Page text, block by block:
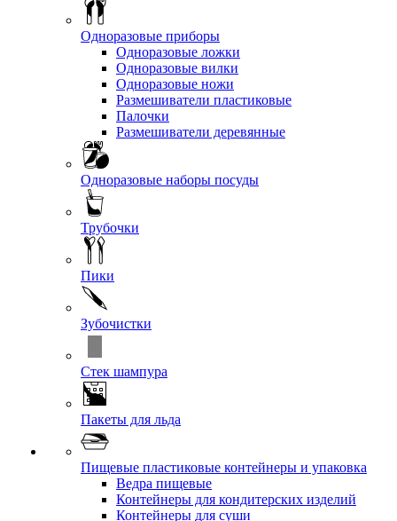
Одноразовые приборы
Одноразовые ложки
Одноразовые вилки
Одноразовые ножи
Размешиватели пластиковые
Палочки
Размешиватели деревянные
Одноразовые наборы посуды
Трубочки
Пики
Зубочистки
Стек шампура
Пакеты для льда
Пищевые пластиковые контейнеры и упаковка
Ведра пищевые
Контейнеры для кондитерских изделий
Контейнеры для суши